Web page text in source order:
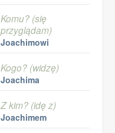
Komu? (się
przyglądam)
Joachimowi
Kogo? (widzę)
Joachima
Z kim? (idę z)
Joachimem